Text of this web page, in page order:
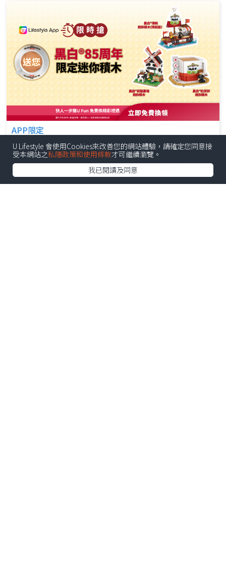
APP限定
【限時搶】送您黑白®85周年限定迷你積木！
U Lifestyle 會使用Cookies來改善您的網站體驗，請確定您同意接
受本網站之私隱政策和使用條款才可繼續瀏覽。
我已閱讀及同意